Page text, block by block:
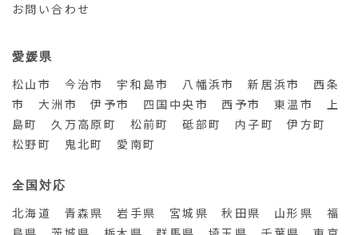
お問い合わせ
愛媛県
松山市 今治市 宇和島市 八幡浜市 新居浜市 西条
市 大洲市 伊予市 四国中央市 西予市 東温市 上
島町 久万高原町 松前町 砥部町 内子町 伊方町
松野町 鬼北町 愛南町
全国対応
北海道 青森県 岩手県 宮城県 秋田県 山形県 福